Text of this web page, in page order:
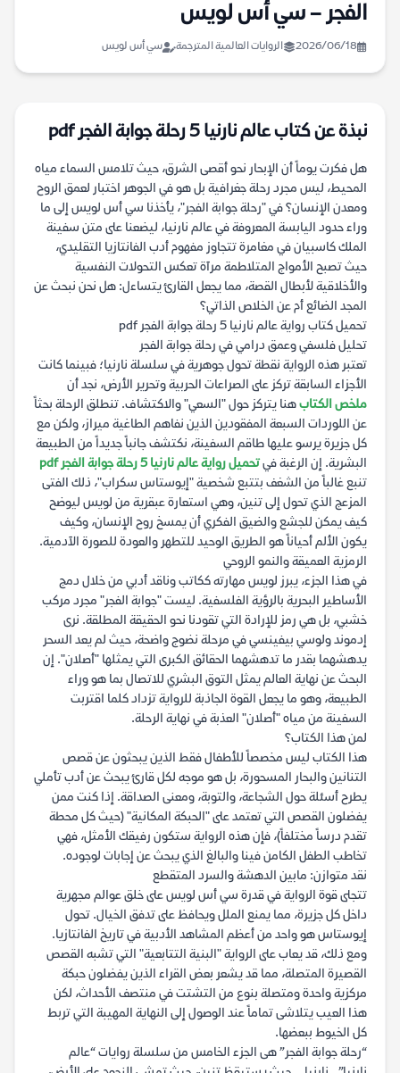
الفجر – سي أس لويس
2026/06/18 الروايات العالمية المترجمة سي أس لويس
نبذة عن كتاب عالم نارنيا 5 رحلة جوابة الفجر pdf
هل فكرت يوماً أن الإبحار نحو أقصى الشرق، حيث تلامس السماء مياه
المحيط، ليس مجرد رحلة جغرافية بل هو في الجوهر اختبار لعمق الروح
ومعدن الإنسان؟ في "رحلة جوابة الفجر"، يأخذنا سي أس لويس إلى ما
وراء حدود اليابسة المعروفة في عالم نارنيا، ليضعنا على متن سفينة
الملك كاسبيان في مغامرة تتجاوز مفهوم أدب الفانتازيا التقليدي،
حيث تصبح الأمواج المتلاطمة مرآة تعكس التحولات النفسية
والأخلاقية لأبطال القصة، مما يجعل القارئ يتساءل: هل نحن نبحث عن
المجد الضائع أم عن الخلاص الذاتي؟
تحميل كتاب رواية عالم نارنيا 5 رحلة جوابة الفجر pdf
تحليل فلسفي وعمق درامي في رحلة جوابة الفجر
تعتبر هذه الرواية نقطة تحول جوهرية في سلسلة نارنيا؛ فبينما كانت
الأجزاء السابقة تركز على الصراعات الحربية وتحرير الأرض، نجد أن
ملخص الكتابهنا يتركز حول "السعي" والاكتشاف. تنطلق الرحلة بحثاً
عن اللوردات السبعة المفقودين الذين نفاهم الطاغية ميراز، ولكن مع
كل جزيرة يرسو عليها طاقم السفينة، نكتشف جانباً جديداً من الطبيعة
البشرية. إن الرغبة فيتحميل رواية عالم نارنيا 5 رحلة جوابة الفجر pdf
تنبع غالباً من الشغف بتتبع شخصية "إيوستاس سكراب"، ذلك الفتى
المزعج الذي تحول إلى تنين، وهي استعارة عبقرية من لويس ليوضح
كيف يمكن للجشع والضيق الفكري أن يمسخ روح الإنسان، وكيف
يكون الألم أحياناً هو الطريق الوحيد للتطهر والعودة للصورة الآدمية.
الرمزية العميقة والنمو الروحي
في هذا الجزء، يبرز لويس مهارته ككاتب وناقد أدبي من خلال دمج
الأساطير البحرية بالرؤية الفلسفية. ليست "جوابة الفجر" مجرد مركب
خشبي، بل هي رمز للإرادة التي تقودنا نحو الحقيقة المطلقة. نرى
إدموند ولوسي بيفينسي في مرحلة نضوج واضحة، حيث لم يعد السحر
يدهشهما بقدر ما تدهشهما الحقائق الكبرى التي يمثلها "أصلان". إن
البحث عن نهاية العالم يمثل التوق البشري للاتصال بما هو وراء
الطبيعة، وهو ما يجعل القوة الجاذبة للرواية تزداد كلما اقتربت
السفينة من مياه "أصلان" العذبة في نهاية الرحلة.
لمن هذا الكتاب؟
هذا الكتاب ليس مخصصاً للأطفال فقط الذين يبحثون عن قصص
التنانين والبحار المسحورة، بل هو موجه لكل قارئ يبحث عن أدب تأملي
يطرح أسئلة حول الشجاعة، والتوبة، ومعنى الصداقة. إذا كنت ممن
يفضلون القصص التي تعتمد على "الحبكة المكانية" (حيث كل محطة
تقدم درساً مختلفاً)، فإن هذه الرواية ستكون رفيقك الأمثل، فهي
تخاطب الطفل الكامن فينا والبالغ الذي يبحث عن إجابات لوجوده.
نقد متوازن: مابين الدهشة والسرد المتقطع
تتجلى قوة الرواية في قدرة سي أس لويس على خلق عوالم مجهرية
داخل كل جزيرة، مما يمنع الملل ويحافظ على تدفق الخيال. تحول
إيوستاس هو واحد من أعظم المشاهد الأدبية في تاريخ الفانتازيا.
ومع ذلك، قد يعاب على الرواية "البنية التتابعية" التي تشبه القصص
القصيرة المتصلة، مما قد يشعر بعض القراء الذين يفضلون حبكة
مركزية واحدة ومتصلة بنوع من التشتت في منتصف الأحداث، لكن
هذا العيب يتلاشى تماماً عند الوصول إلى النهاية المهيبة التي تربط
كل الخيوط ببعضها.
“رحلة جوابة الفجر” هى الجزء الخامس من سلسلة روايات “عالم